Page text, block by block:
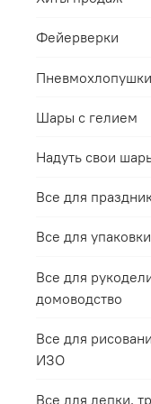
Фейерверки
Шары с гелием
Надуть свои
Все для
Все для
Все для
домоводство
Все для
ИЗО
Все для лепки,